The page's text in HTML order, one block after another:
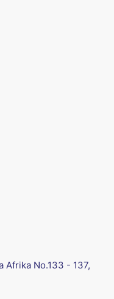
Afrika No.133 - 137,